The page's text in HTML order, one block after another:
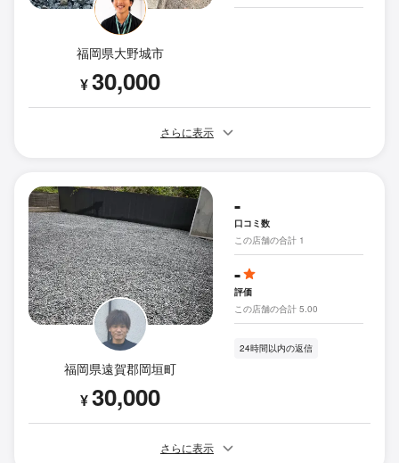
福岡県大野城市
¥30,000
さらに表示
福岡県遠賀郡岡垣町
¥30,000
-
口コミ数
この店舗の合計 1
-
評価
この店舗の合計 5.00
24時間以内の返信
さらに表示